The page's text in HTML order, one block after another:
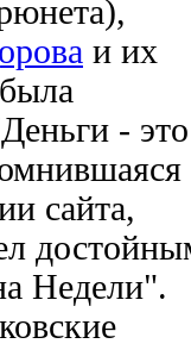
и их
была
- это
сайта,
Недели".